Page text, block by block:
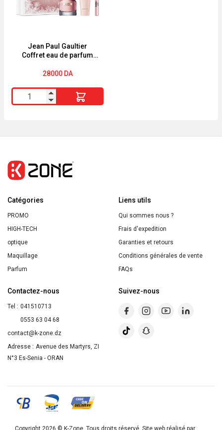
EAU
Jean Paul Gaultier
Coffret eau de parfum
28000 DA
quantité
de
Coffret
eau
parfum
'Scandal'
-
3
Pièces
Catégories
PROMO
HIGH-TECH
optique
Maquillage
Parfum
Liens utils
Qui sommes nous ?
Frais d'expedition
Garanties et retours
Conditions générales de vente
FAQs
Contactez-nous
Tel : 041510713
0553 63 04 68
contact@k-zone.dz
Adresse : Avenue des Martyrs, ZI
N°3 Es-Senia - ORAN
Suivez-nous
Copyright 2026 © K-Zone . Tous droits réservé. Site web réalisé par